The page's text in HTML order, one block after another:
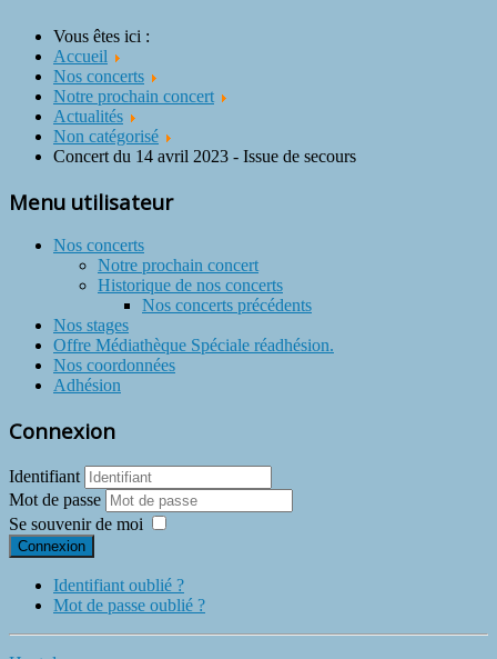
Vous êtes ici :
Accueil
Nos concerts
Notre prochain concert
Actualités
Non catégorisé
Concert du 14 avril 2023 - Issue de secours
Menu utilisateur
Nos concerts
Notre prochain concert
Historique de nos concerts
Nos concerts précédents
Nos stages
Offre Médiathèque Spéciale réadhésion.
Nos coordonnées
Adhésion
Connexion
Identifiant
Mot de passe
Se souvenir de moi
Connexion
Identifiant oublié ?
Mot de passe oublié ?